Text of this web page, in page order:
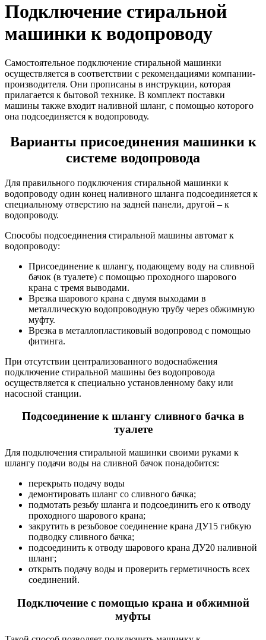
Подключение стиральной
машинки к водопроводу
Самостоятельное подключение стиральной машинки
осуществляется в соответствии с рекомендациями компании-
производителя. Они прописаны в инструкции, которая
прилагается к бытовой технике. В комплект поставки
машины также входит наливной шланг, с помощью которого
она подсоединяется к водопроводу.
Варианты присоединения машинки к
системе водопровода
Для правильного подключения стиральной машинки к
водопроводу один конец наливного шланга подсоединяется к
специальному отверстию на задней панели, другой – к
водопроводу.
Способы подсоединения стиральной машины автомат к
водопроводу:
Присоединение к шлангу, подающему воду на сливной
бачок (в туалете) с помощью проходного шарового
крана с тремя выводами.
Врезка шарового крана с двумя выходами в
металлическую водопроводную трубу через обжимную
муфту.
Врезка в металлопластиковый водопровод с помощью
фитинга.
При отсутствии централизованного водоснабжения
подключение стиральной машины без водопровода
осуществляется к специально установленному баку или
насосной станции.
Подсоединение к шлангу сливного бачка в
туалете
Для подключения стиральной машинки своими руками к
шлангу подачи воды на сливной бачок понадобится:
перекрыть подачу воды
демонтировать шланг со сливного бачка;
подмотать резьбу шланга и подсоединить его к отводу
проходного шарового крана;
закрутить в резьбовое соединение крана ДУ15 гибкую
подводку сливного бачка;
подсоединить к отводу шарового крана ДУ20 наливной
шланг;
открыть подачу воды и проверить герметичность всех
соединений.
Подключение с помощью крана и обжимной
муфты